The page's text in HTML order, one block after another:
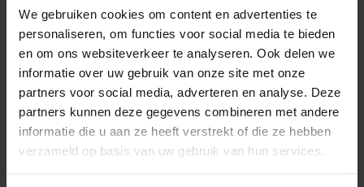
We gebruiken cookies om content en advertenties te
personaliseren, om functies voor social media te bieden
en om ons websiteverkeer te analyseren. Ook delen we
informatie over uw gebruik van onze site met onze
partners voor social media, adverteren en analyse. Deze
partners kunnen deze gegevens combineren met andere
informatie die u aan ze heeft verstrekt of die ze hebben
verzameld op basis van uw gebruik van hun services.
Overmatig vochtige ruimtes
De QPT is minder geschikt voor gebruik in ruimtes met een
hoge luchtvochtigheid, zoals badkamers en doucheruimtes.
Vanwege de statische hechting kan overmatig vocht de
statische kleefkracht aantasten, waardoor de folie mogelijk
minder goed op het glas blijft zitten.